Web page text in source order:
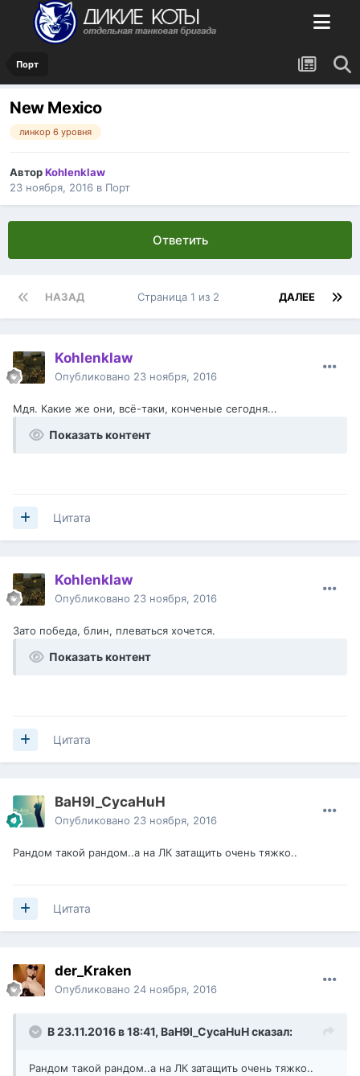
Порт
New Mexico
линкор 6 уровня
АвторKohlenklaw
23 ноября, 2016 в Порт
Ответить
НАЗАД ДАЛЕЕ
Страница 1 из 2
Kohlenklaw
Опубликовано 23 ноября, 2016
Мдя. Какие же они, всё-таки, конченые сегодня...
Показать контент
Цитата
Kohlenklaw
Опубликовано 23 ноября, 2016
Зато победа, блин, плеваться хочется.
Показать контент
Цитата
BaH9l_CycaHuH
Опубликовано 23 ноября, 2016
Рандом такой рандом..а на ЛК затащить очень тяжко..
Цитата
der_Kraken
Опубликовано 24 ноября, 2016
В 23.11.2016 в 18:41, BaH9l_CycaHuHсказал:
Рандом такой рандом..а на ЛК затащить очень тяжко..